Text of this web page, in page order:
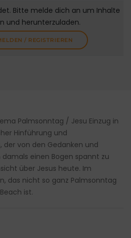
Bitte melde dich an um Inhalte
und herunterzuladen.
/ REGISTRIEREN
Palmsonntag / Jesu Einzug in
Hinführung und
von den Gedanken und
einen Bogen spannt zu
über Jesus heute. Im
das nicht so ganz Palmsonntag
ist.